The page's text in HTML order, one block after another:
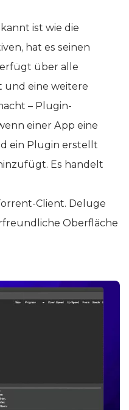
ist wie die
hat es seinen
über alle
eine weitere
– Plugin-
einer App eine
ein Plugin erstellt
Es handelt
Client. Deluge
Oberfläche